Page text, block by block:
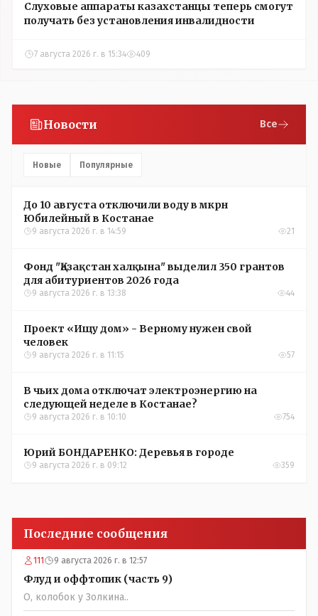
Слуховые аппараты казахстанцы теперь смогут
получать без установления инвалидности
7 августа 2026 г. в 15:34 409
Новости Все
Новые Популярные
До 10 августа отключили воду в мкрн
Юбилейный в Костанае
9 августа 2026 г. в 14:59 21
Фонд "Қазақстан халқына" выделил 350 грантов
для абитуриентов 2026 года
9 августа 2026 г. в 13:38 44
Проект «Ищу дом» - Верному нужен свой
человек
9 августа 2026 г. в 11:15 57
В чьих дома отключат электроэнергию на
следующей неделе в Костанае?
9 августа 2026 г. в 10:10 754
Юрий БОНДАРЕНКО: Деревья в городе
9 августа 2026 г. в 09:12 359
Последние сообщения
111 9 августа 2026 г. в 12:57
Флуд и оффтопик (часть 9)
О, колобок у Золкина..